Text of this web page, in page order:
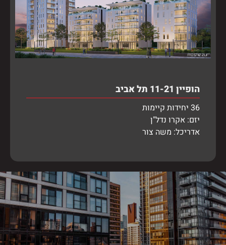
הופיין 11-21 תל אביב
36 יחידות קיימות
יזם: אקרו נדל"ן
אדריכל: משה צור